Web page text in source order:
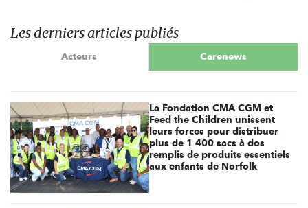
Les derniers articles publiés
Acteurs Carenews
La Fondation CMA CGM et
Feed the Children unissent
leurs forces pour distribuer
plus de 1 400 sacs à dos
remplis de produits essentiels
aux enfants de Norfolk